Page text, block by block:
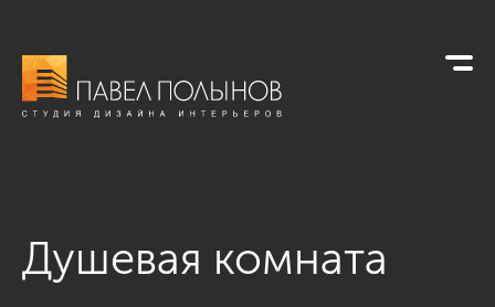
Душевая комната